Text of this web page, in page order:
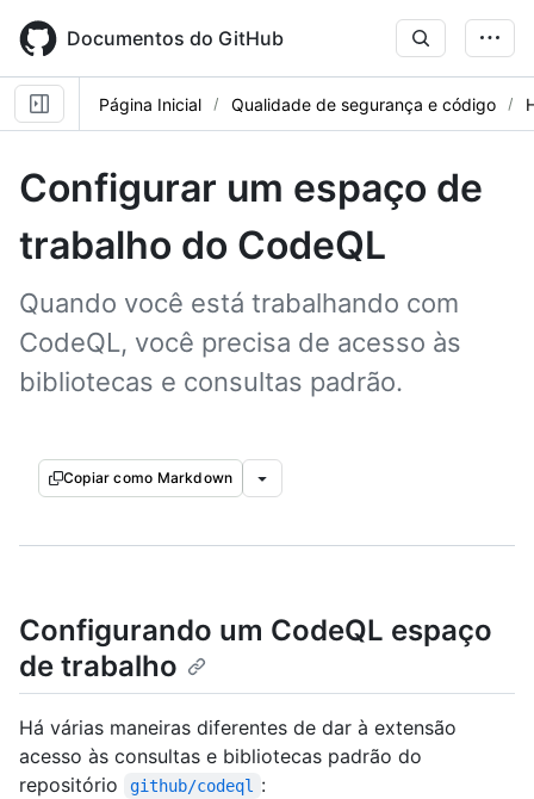
main
content
Documentos do GitHub
Página Inicial Qualidade de segurança e código
Configurar um espaço de
trabalho do CodeQL
Quando você está trabalhando com
CodeQL, você precisa de acesso às
bibliotecas e consultas padrão.
Copiar como Markdown
Configurando um CodeQL espaço
de trabalho
Há várias maneiras diferentes de dar à extensão
acesso às consultas e bibliotecas padrão do
repositório
github/codeql
: